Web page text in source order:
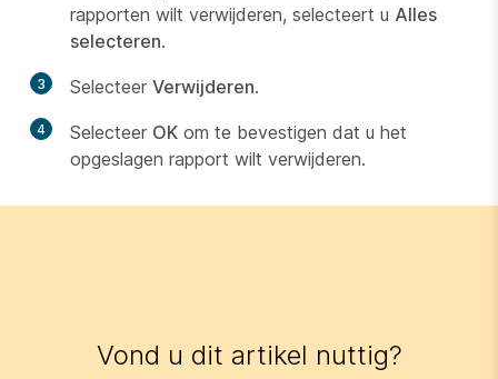
rapporten wilt verwijderen, selecteert u Alles
selecteren.
3 Selecteer Verwijderen.
4 Selecteer OK om te bevestigen dat u het
opgeslagen rapport wilt verwijderen.
Vond u dit artikel nuttig?